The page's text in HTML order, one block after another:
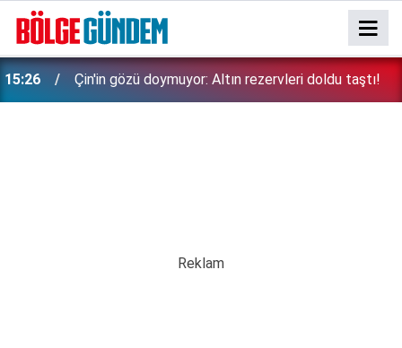
15:26 Çin'in gözü doymuyor: Altın rezervleri doldu taştı!